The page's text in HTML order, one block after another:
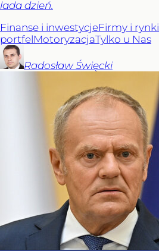
lada dzień.
Finanse i inwestycjeFirmy i rynki
portfelMotoryzacjaTylko u Nas
Radosław Święcki